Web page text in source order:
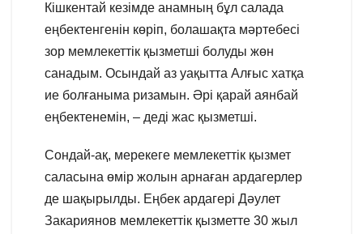
Кішкентай кезімде анамның бұл салада
еңбектенгенін көріп, болашақта мәртебесі
зор мемлекеттік қызметші болуды жөн
санадым. Осындай аз уақытта Алғыс хатқа
ие болғаныма ризамын. Әрі қарай аянбай
еңбектенемін, – деді жас қызметші.
Сондай-ақ, мерекеге мемлекеттік қызмет
саласына өмір жолын арнаған ардагерлер
де шақырылды. Еңбек ардагері Дәулет
Закариянов мемлекеттік қызметте 30 жыл